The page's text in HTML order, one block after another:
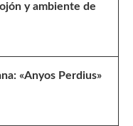
y ambiente de
«Anyos Perdius»